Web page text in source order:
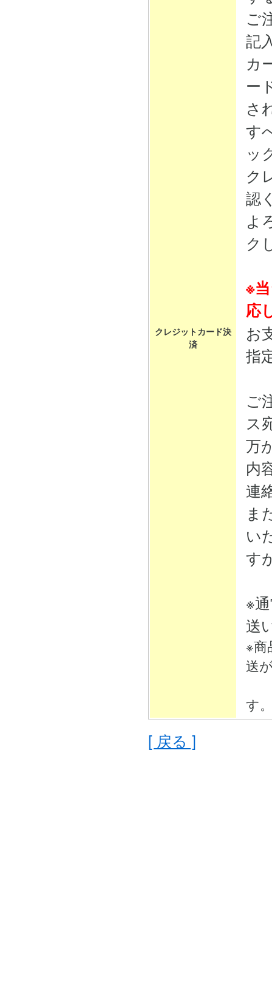
クレジットカード決
済
ご
記
カ
ー
さ
す
ッ
ク
認
よ
ク
※
応
お
指
ご
ス
万
内
連
ま
い
す
※
送
※商
送
す
[ 戻る ]